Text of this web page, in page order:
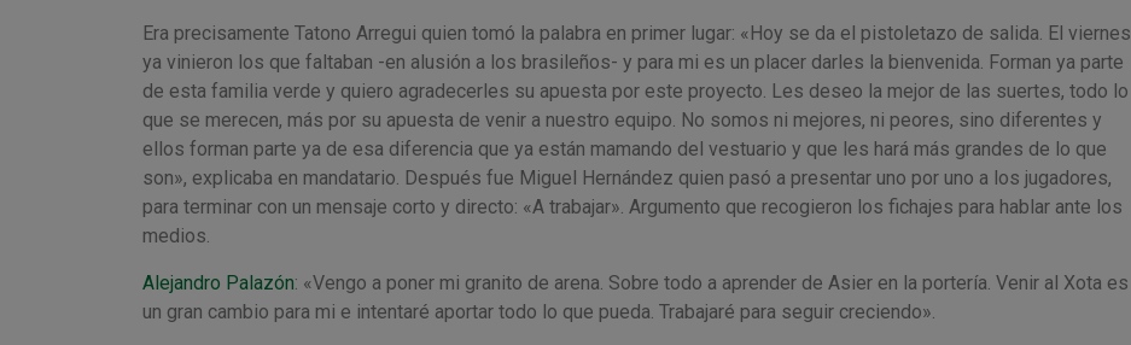
Era precisamente Tatono Arregui quien tomó la palabra en primer lugar: «Hoy se da el pistoletazo de salida. El viernes
ya vinieron los que faltaban -en alusión a los brasileños- y para mi es un placer darles la bienvenida. Forman ya parte
de esta familia verde y quiero agradecerles su apuesta por este proyecto. Les deseo la mejor de las suertes, todo lo
que se merecen, más por su apuesta de venir a nuestro equipo. No somos ni mejores, ni peores, sino diferentes y
ellos forman parte ya de esa diferencia que ya están mamando del vestuario y que les hará más grandes de lo que
son», explicaba en mandatario. Después fue Miguel Hernández quien pasó a presentar uno por uno a los jugadores,
para terminar con un mensaje corto y directo: «A trabajar». Argumento que recogieron los fichajes para hablar ante los
medios.
Alejandro Palazón: «Vengo a poner mi granito de arena. Sobre todo a aprender de Asier en la portería. Venir al Xota es
un gran cambio para mi e intentaré aportar todo lo que pueda. Trabajaré para seguir creciendo».